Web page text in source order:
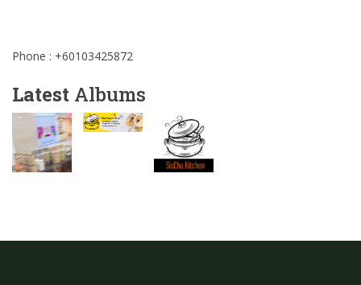
Phone : +60103425872
Latest Albums